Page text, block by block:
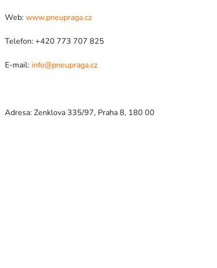
Web: www.pneupraga.cz
Telefon: +420 773 707 825
E-mail: info@pneupraga.cz
Adresa: Zenklova 335/97, Praha 8, 180 00